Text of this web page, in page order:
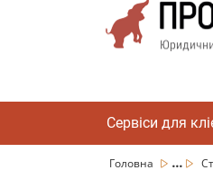
Сервіси для
Головна ...